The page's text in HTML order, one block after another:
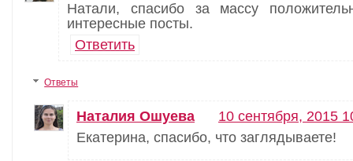
Натали, спасибо за массу
интересные посты.
Ответить
Ответы
Наталия Ошуева
10 сентября, 2015
Екатерина, спасибо, что заглядываете!